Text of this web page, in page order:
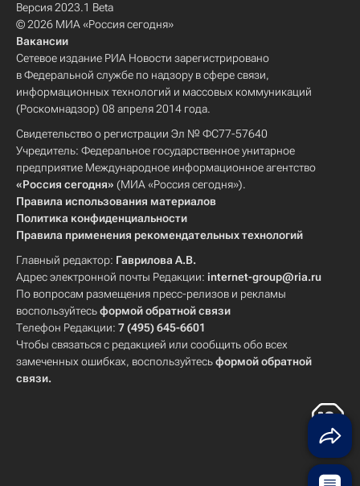
Версия 2023.1 Beta
© 2026 МИА «Россия сегодня»
Вакансии
Сетевое издание РИА Новости зарегистрировано
в Федеральной службе по надзору в сфере связи,
информационных технологий и массовых коммуникаций
(Роскомнадзор) 08 апреля 2014 года.
Свидетельство о регистрации Эл № ФС77-57640
Учредитель: Федеральное государственное унитарное
предприятие Международное информационное агентство
«Россия сегодня» (МИА «Россия сегодня»).
Правила использования материалов
Политика конфиденциальности
Правила применения рекомендательных технологий
Главный редактор: Гаврилова А.В.
Адрес электронной почты Редакции: internet-group@ria.ru
По вопросам размещения пресс-релизов и рекламы
воспользуйтесьформой обратной связи
Телефон Редакции: 7 (495) 645-6601
Чтобы связаться с редакцией или сообщить обо всех
замеченных ошибках, воспользуйтесьформой обратной
связи.